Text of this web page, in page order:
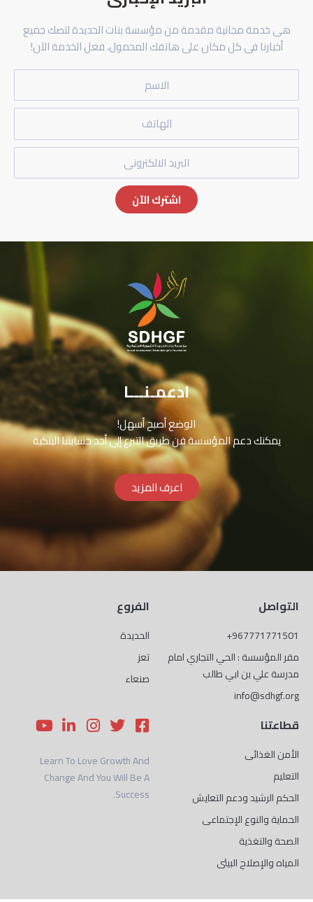
هى خدمة مجانية مقدمة من مؤسسة بنات الحديدة لتصك جميع
أخبارنا فى كل مكان على هاتفك المحمول، فعل الخدمة الآن!
الاسم
البريد
اشترك الآن
ادعمـنـــا
الوضع أصبح أسهل!
يمكنك دعم المؤسسة فن طريق التبرع إلى أحد حسابتنا البنكية
اعرف المزيد
التواصل
967771771501+
مقر المؤسسة : الحي التجاري امام
مدرسة علي بن ابي طالب
info@sdhgf.org
الفروع
الحديدة
تعز
صنعاء
قطاعتنا
الأمن الغذائى
التعليم
الحكم الرشيد ودعم التعايش
الحماية والنوع الإجتماعى
الصحة والتغذية
المياه والإصلاح البيئى
F
a
c
e
b
o
u
T
w
i
t
t
e
I
n
s
t
a
L
i
n
k
e
Y
o
u
t
u
Learn To Love Growth And
Change And You Will Be A
Success.